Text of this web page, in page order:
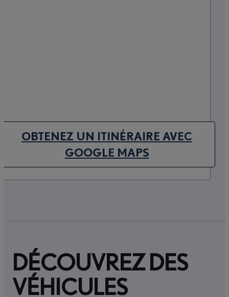
OBTENEZ UN ITINÉRAIRE AVEC
GOOGLE MAPS(OPENS IN NEW TAB)
DÉCOUVREZ DES
VÉHICULES